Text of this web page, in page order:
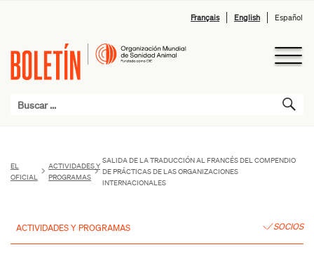
Français English Español
EL
OFICIAL
ACTIVIDADES Y
PROGRAMAS
SALIDA DE LA TRADUCCIÓN AL FRANCÉS DEL COMPENDIO
DE PRÁCTICAS DE LAS ORGANIZACIONES
INTERNACIONALES
ACTIVIDADES Y PROGRAMAS SOCIOS